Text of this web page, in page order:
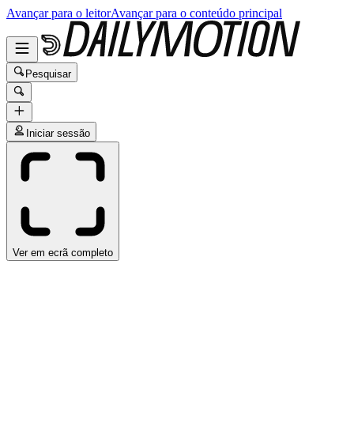
Avançar para o leitorAvançar para o conteúdo principal
Pesquisar
Iniciar sessão
Ver em ecrã completo